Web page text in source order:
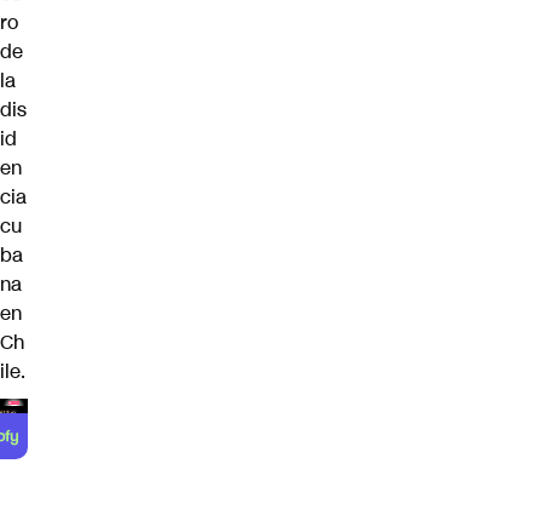
ro
de
la
dis
id
en
cia
cu
ba
na
en
Ch
ile.